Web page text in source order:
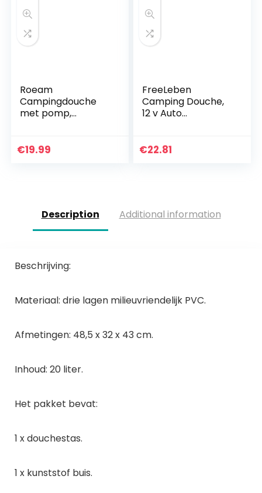
Roeam
Campingdouche
met pomp,
met douchekop en
€19.99
FreeLeben
Camping Douche,
12 v Auto
Elektrische Pomp –
€22.81
Description Additional information
Beschrijving:
Materiaal: drie lagen milieuvriendelijk PVC.
Afmetingen: 48,5 x 32 x 43 cm.
Inhoud: 20 liter.
Het pakket bevat:
1 x douchestas.
1 x kunststof buis.